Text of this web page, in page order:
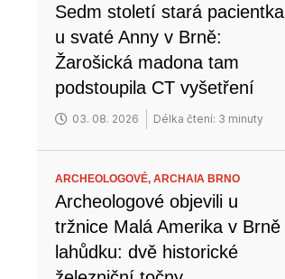
Sedm století stará pacientka
u svaté Anny v Brně:
Žarošická madona tam
podstoupila CT vyšetření
03. 08. 2026 Délka čtení: 3 minuty
ARCHEOLOGOVÉ,ARCHAIA BRNO
Archeologové objevili u
tržnice Malá Amerika v Brně
lahůdku: dvě historické